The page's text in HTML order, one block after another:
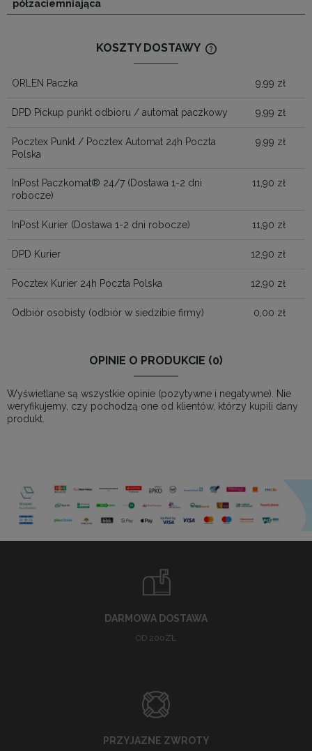
półzaciemniająca
KOSZTY DOSTAWY
ORLEN Paczka 9,99 zł
DPD Pickup punkt odbioru / automat paczkowy 9,99 zł
Pocztex Punkt / Pocztex Automat 24h Poczta
Polska
9,99 zł
InPost Paczkomat® 24/7 (Dostawa 1-2 dni
robocze)
11,90 zł
InPost Kurier (Dostawa 1-2 dni robocze) 11,90 zł
DPD Kurier 12,90 zł
Pocztex Kurier 24h Poczta Polska 12,90 zł
Odbiór osobisty (odbiór w siedzibie firmy) 0,00 zł
OPINIE O PRODUKCIE (0)
Wyświetlane są wszystkie opinie (pozytywne i negatywne). Nie
weryfikujemy, czy pochodzą one od klientów, którzy kupili dany
produkt.
DARMOWA DOSTAWA
OD 200ZŁ
PRZYJAZNE ZWROTY